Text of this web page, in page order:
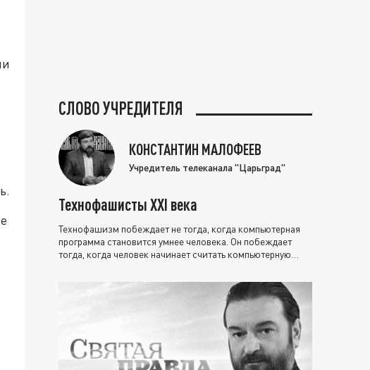
СЛОВО УЧРЕДИТЕЛЯ
КОНСТАНТИН МАЛОФЕЕВ
Учредитель телеканала "Царьград"
Технофашисты XXI века
Технофашизм побеждает не тогда, когда компьютерная
программа становится умнее человека. Он побеждает
тогда, когда человек начинает считать компьютерную